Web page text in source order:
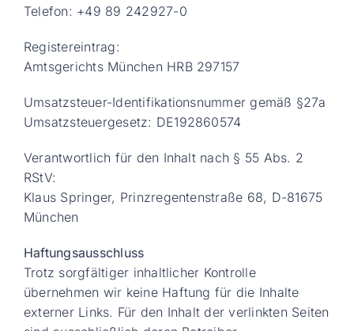
Telefon: +49 89 242927-0
Registereintrag:
Amtsgerichts München HRB 297157
Umsatzsteuer-Identifikationsnummer gemäß §27a
Umsatzsteuergesetz: DE192860574
Verantwortlich für den Inhalt nach § 55 Abs. 2
RStV:
Klaus Springer, Prinzregentenstraße 68, D-81675
München
Haftungsausschluss
Trotz sorgfältiger inhaltlicher Kontrolle
übernehmen wir keine Haftung für die Inhalte
externer Links. Für den Inhalt der verlinkten Seiten